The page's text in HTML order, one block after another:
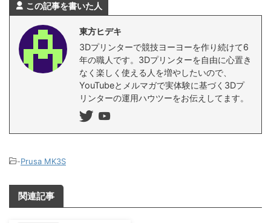
この記事を書いた人
東方ヒデキ
3Dプリンターで競技ヨーヨーを作り続けて6
年の職人です。3Dプリンターを自由に心置き
なく楽しく使える人を増やしたいので、
YouTubeとメルマガで実体験に基づく3Dプ
リンターの運用ハウツーをお伝えしてます。
-Prusa MK3S
関連記事